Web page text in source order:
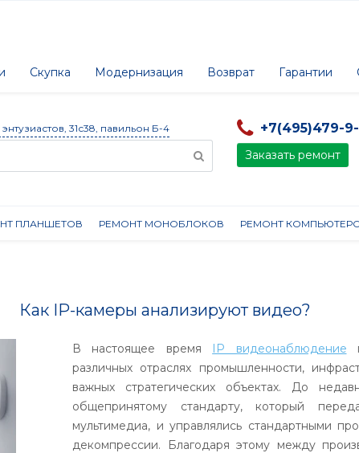
Скупка Модернизация Возврат Гарантии
31с38, павильон Б-4 +7(495)479-9-
Заказать ремонт
ПЛАНШЕТОВ РЕМОНТ МОНОБЛОКОВ РЕМОНТ
Как IP-камеры анализируют видео?
В настоящее время IP видеонаблюдение
различных отраслях промышленности,
важных стратегических объектах. До
общепринятому стандарту, который
мультимедиа, и управлялись стандартными
декомпрессии. Благодаря этому между